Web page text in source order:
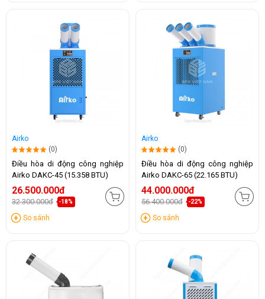
Airko
(0)
Điều hòa di động công nghiệp
Airko DAKC-45 (15.358 BTU)
26.500.000đ
32.300.000đ -18%
So sánh
Airko
(0)
Điều hòa di động công nghiệp
Airko DAKC-65 (22.165 BTU)
44.000.000đ
56.400.000đ -22%
So sánh